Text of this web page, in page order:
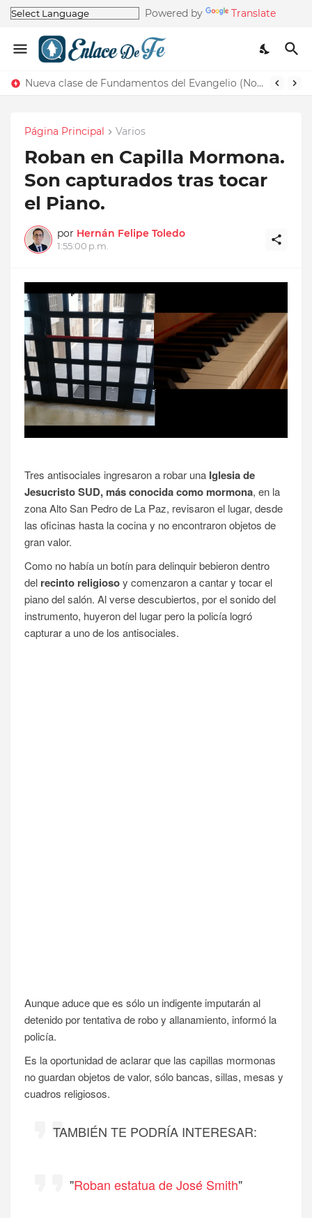
Powered by Translate
Nueva clase de Fundamentos del Evangelio (Nos recuerda la de Principios del Evangelio)
Página Principal Varios
Roban en Capilla Mormona.
Son capturados tras tocar
el Piano.
por Hernán Felipe Toledo
1:55:00 p.m.
Tres antisociales ingresaron a robar una Iglesia de
Jesucristo SUD, más conocida como mormona, en la
zona Alto San Pedro de La Paz, revisaron el lugar, desde
las oficinas hasta la cocina y no encontraron objetos de
gran valor.
Como no había un botín para delinquir bebieron dentro
del recinto religiosoy comenzaron a cantar y tocar el
piano del salón. Al verse descubiertos, por el sonido del
instrumento, huyeron del lugar pero la policía logró
capturar a uno de los antisociales.
Aunque aduce que es sólo un indigente imputarán al
detenido por tentativa de robo y allanamiento, informó la
policía.
Es la oportunidad de aclarar que las capillas mormonas
no guardan objetos de valor, sólo bancas, sillas, mesas y
cuadros religiosos.
TAMBIÉN TE PODRÍA INTERESAR:
"Roban estatua de José Smith"